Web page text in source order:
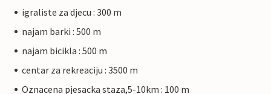
igraliste za djecu : 300 m
najam barki : 500 m
najam bicikla : 500 m
centar za rekreaciju : 3500 m
Oznacena pjesacka staza,5-10km : 100 m